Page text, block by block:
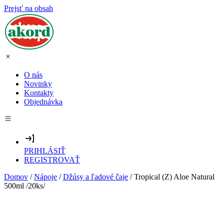
Prejsť na obsah
O nás
Novinky
Kontakty
Objednávka
PRIHLÁSIŤ
REGISTROVAŤ
Domov /Nápoje /Džúsy a ľadové čaje / Tropical (Z) Aloe Natural
500ml /20ks/